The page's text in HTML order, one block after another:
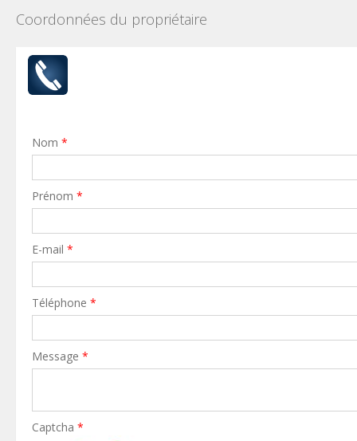
Coordonnées du propriétaire
Nom *
Prénom *
E-mail *
Téléphone *
Message *
Captcha *